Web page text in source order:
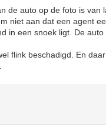
de auto op de foto is van
niet aan dat een agent
in een snoek ligt. De
flink beschadigd. En